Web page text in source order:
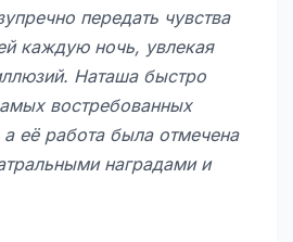
передать чувства
каждую ночь, увлекая
Наташа быстро
востребованных
а её работа была отмечена
наградами и